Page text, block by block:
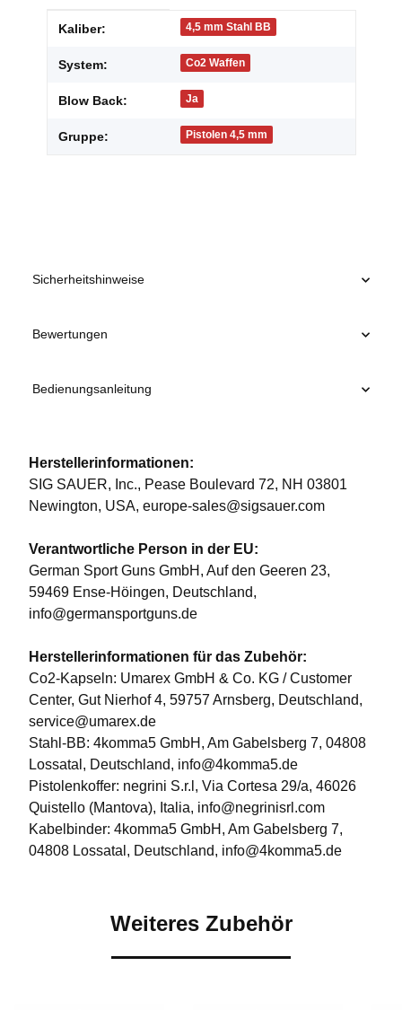
Produkteigenschaft
Wert
Kaliber: 4,5 mm Stahl BB
System: Co2 Waffen
Blow Back: Ja
Gruppe: Pistolen 4,5 mm
Sicherheitshinweise
Bewertungen
Bedienungsanleitung
Herstellerinformationen:
SIG SAUER, Inc., Pease Boulevard 72, NH 03801
Newington, USA, europe-sales@sigsauer.com
Verantwortliche Person in der EU:
German Sport Guns GmbH, Auf den Geeren 23,
59469 Ense-Höingen, Deutschland,
info@germansportguns.de
Herstellerinformationen für das Zubehör:
Co2-Kapseln: Umarex GmbH & Co. KG / Customer
Center, Gut Nierhof 4, 59757 Arnsberg, Deutschland,
service@umarex.de
Stahl-BB: 4komma5 GmbH, Am Gabelsberg 7, 04808
Lossatal, Deutschland, info@4komma5.de
Pistolenkoffer: negrini S.r.l, Via Cortesa 29/a, 46026
Quistello (Mantova), Italia, info@negrinisrl.com
Kabelbinder: 4komma5 GmbH, Am Gabelsberg 7,
04808 Lossatal, Deutschland, info@4komma5.de
Weiteres Zubehör